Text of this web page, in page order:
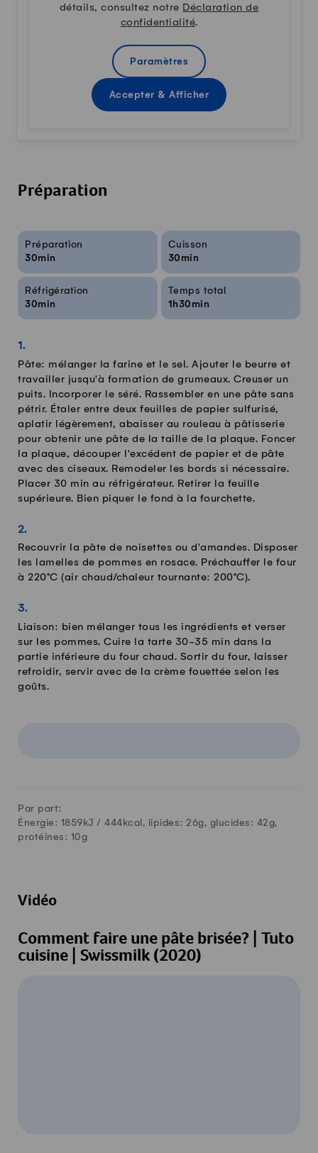
détails, consultez notre Déclaration de
confidentialité.
Paramètres
Accepter & Afficher
Préparation
Infos sur la recette
Préparation
30min
Cuisson
30min
Réfrigération
30min
Temps total
1h30min
Pâte: mélanger la farine et le sel. Ajouter le beurre et
travailler jusqu'à formation de grumeaux. Creuser un
puits. Incorporer le séré. Rassembler en une pâte sans
pétrir. Étaler entre deux feuilles de papier sulfurisé,
aplatir légèrement, abaisser au rouleau à pâtisserie
pour obtenir une pâte de la taille de la plaque. Foncer
la plaque, découper l'excédent de papier et de pâte
avec des ciseaux. Remodeler les bords si nécessaire.
Placer 30 min au réfrigérateur. Retirer la feuille
supérieure. Bien piquer le fond à la fourchette.
Recouvrir la pâte de noisettes ou d'amandes. Disposer
les lamelles de pommes en rosace. Préchauffer le four
à 220°C (air chaud/chaleur tournante: 200°C).
Liaison: bien mélanger tous les ingrédients et verser
sur les pommes. Cuire la tarte 30-35 min dans la
partie inférieure du four chaud. Sortir du four, laisser
refroidir, servir avec de la crème fouettée selon les
goûts.
Par part:
Énergie: 1859kJ / 444 kcal, lipides: 26g, glucides: 42g,
protéines: 10g
Vidéo
Comment faire une pâte brisée? | Tuto
cuisine | Swissmilk (2020)